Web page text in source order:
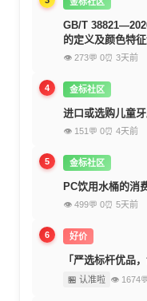
GB/T
的定义及颜色特
👁 273💬 0⏰ 3天前
4 金标社区
进口或选购儿童
👁 151 💬 0⏰ 4天前
5 金标社区
PC饮用水桶的消
👁 499💬 0⏰ 5天前
6 好价
「严选标杆优品
🏪 认准啦 👁 1674